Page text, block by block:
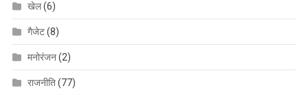
खेल(6)
गैजेट(8)
मनोरंजन(2)
राजनीति(77)